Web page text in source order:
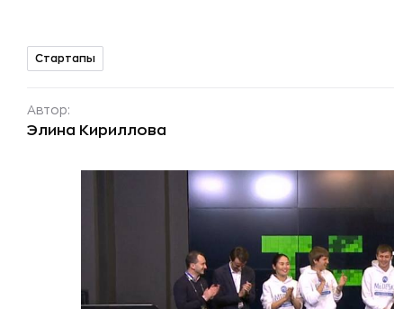
Стартапы
Автор:
Элина Кириллова